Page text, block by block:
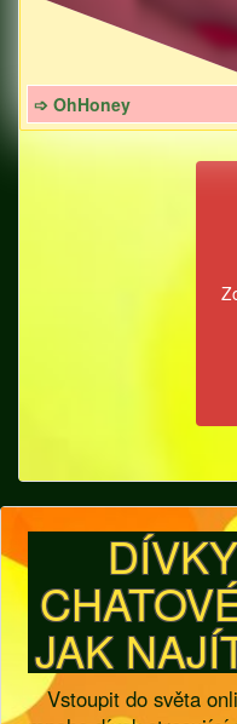
➩ OhHoney
JAK
Vstoupit do světa